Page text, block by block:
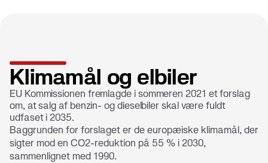
Klimamål og elbiler
EU Kommissionen fremlagde i sommeren 2021 et forslag
om, at salg af benzin- og dieselbiler skal være fuldt
udfaset i 2035.
Baggrunden for forslaget er de europæiske klimamål, der
sigter mod en CO2-reduktion på 55 % i 2030,
sammenlignet med 1990.